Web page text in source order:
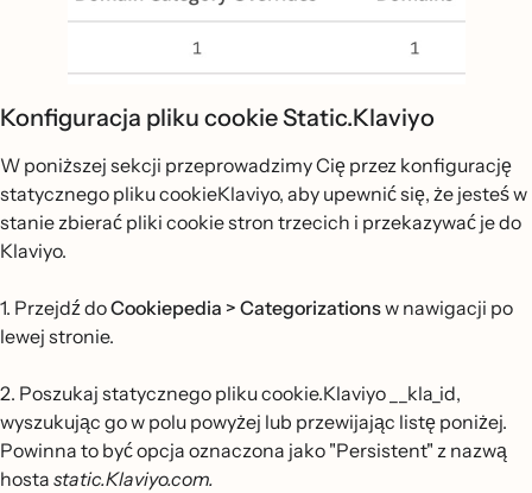
Konfiguracja pliku cookie Static.Klaviyo
W poniższej sekcji przeprowadzimy Cię przez konfigurację
statycznego pliku cookieKlaviyo, aby upewnić się, że jesteś w
stanie zbierać pliki cookie stron trzecich i przekazywać je do
Klaviyo.
1. Przejdź doCookiepedia > Categorizationsw nawigacji po
lewej stronie.
2. Poszukaj statycznego pliku cookie.Klaviyo __kla_id,
wyszukując go w polu powyżej lub przewijając listę poniżej.
Powinna to być opcja oznaczona jako "Persistent" z nazwą
hosta static.Klaviyo.com.